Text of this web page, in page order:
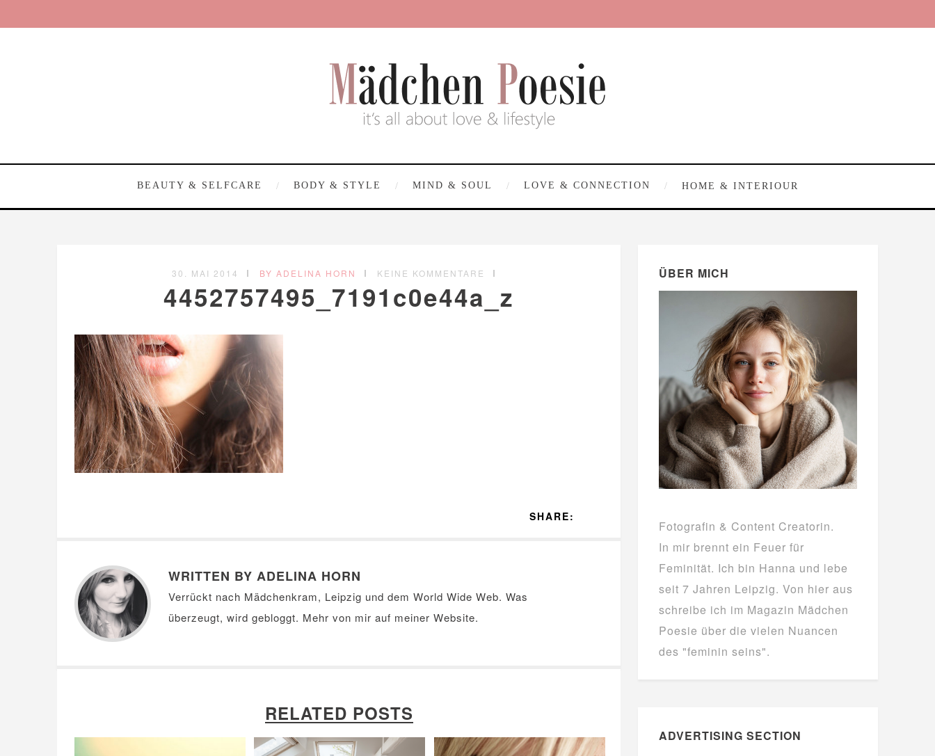
BEAUTY & SELFCARE BODY & STYLE MIND & SOUL LOVE & CONNECTION HOME & INTERIOUR
30. MAI 2014 BY ADELINA HORN KEINE KOMMENTARE
4452757495_7191c0e44a_z
SHARE:
WRITTEN BY ADELINA HORN
Verrückt nach Mädchenkram, Leipzig und dem World Wide Web. Was
überzeugt, wird gebloggt. Mehr von mir auf meiner Website.
RELATED POSTS
ÜBER MICH
Fotografin & Content Creatorin.
In mir brennt ein Feuer für
Feminität. Ich bin Hanna und lebe
seit 7 Jahren Leipzig. Von hier aus
schreibe ich im Magazin Mädchen
Poesie über die vielen Nuancen
des "feminin seins".
ADVERTISING SECTION